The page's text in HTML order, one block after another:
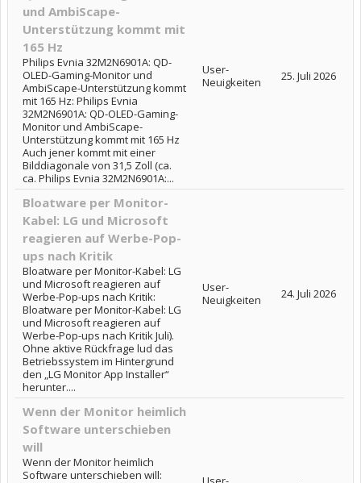
und AmbiScape-
Unterstützung kommt mit
165 Hz
Philips Evnia 32M2N6901A: QD-
OLED-Gaming-Monitor und
AmbiScape-Unterstützung kommt
mit 165 Hz: Philips Evnia
32M2N6901A: QD-OLED-Gaming-
Monitor und AmbiScape-
Unterstützung kommt mit 165 Hz
Auch jener kommt mit einer
Bilddiagonale von 31,5 Zoll (ca.
ca. Philips Evnia 32M2N6901A:...
User-
Neuigkeiten
25. Juli 2026
Bloatware per Monitor-
Kabel: LG und Microsoft
reagieren auf Werbe-Pop-
ups nach Kritik
Bloatware per Monitor-Kabel: LG
und Microsoft reagieren auf
Werbe-Pop-ups nach Kritik:
Bloatware per Monitor-Kabel: LG
und Microsoft reagieren auf
Werbe-Pop-ups nach Kritik Juli).
Ohne aktive Rückfrage lud das
Betriebssystem im Hintergrund
den „LG Monitor App Installer“
herunter....
User-
Neuigkeiten
24. Juli 2026
Wenn der Monitor heimlich
Software unterschieben
will
Wenn der Monitor heimlich
Software unterschieben will: